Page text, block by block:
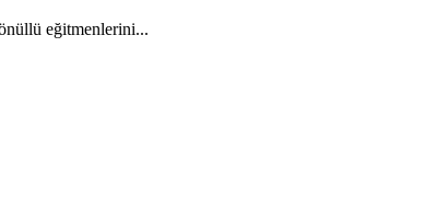
eğitmenlerini...